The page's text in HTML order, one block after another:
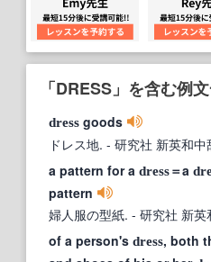
「DRESS」を含む例
dress goods
ドレス地. - 研究社 新英和中
a pattern for a dress＝a
pattern
婦人服の型紙. - 研究社 新英
of a person's dress, both